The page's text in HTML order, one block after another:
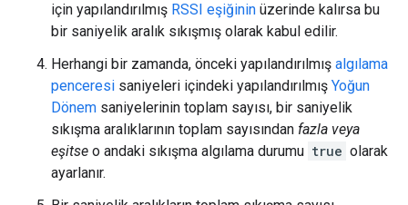
için yapılandırılmış RSSI eşiğinin üzerinde kalırsa bu
bir saniyelik aralık sıkışmış olarak kabul edilir.
Herhangi bir zamanda, önceki yapılandırılmış algılama
penceresi saniyeleri içindeki yapılandırılmış Yoğun
Dönem saniyelerinin toplam sayısı, bir saniyelik
sıkışma aralıklarının toplam sayısından fazla veya
eşitse o andaki sıkışma algılama durumu true olarak
ayarlanır.